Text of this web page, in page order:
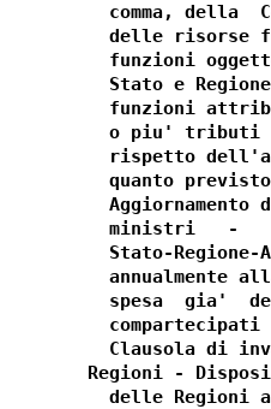
comma, della
delle risorse
funzioni
Stato e
funzioni
o piu' tributi
rispetto
quanto
Aggiornamento
ministri   -
Stato-Regione-
annualmente
spesa  gia'
compartecipati
Clausola di
Regioni -
delle Regioni